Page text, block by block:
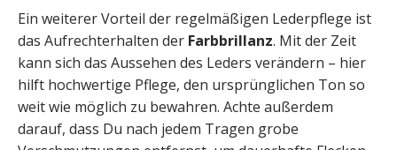
Ein weiterer Vorteil der regelmäßigen Lederpflege ist
das Aufrechterhalten der Farbbrillanz. Mit der Zeit
kann sich das Aussehen des Leders verändern – hier
hilft hochwertige Pflege, den ursprünglichen Ton so
weit wie möglich zu bewahren. Achte außerdem
darauf, dass Du nach jedem Tragen grobe